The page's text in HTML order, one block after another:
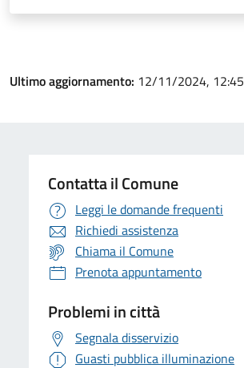
Ultimo aggiornamento: 12/11/2024, 12:45
Contatta il Comune
Leggi le domande frequenti
Richiedi assistenza
Chiama il Comune
Prenota appuntamento
Problemi in città
Segnala disservizio
Guasti pubblica illuminazione